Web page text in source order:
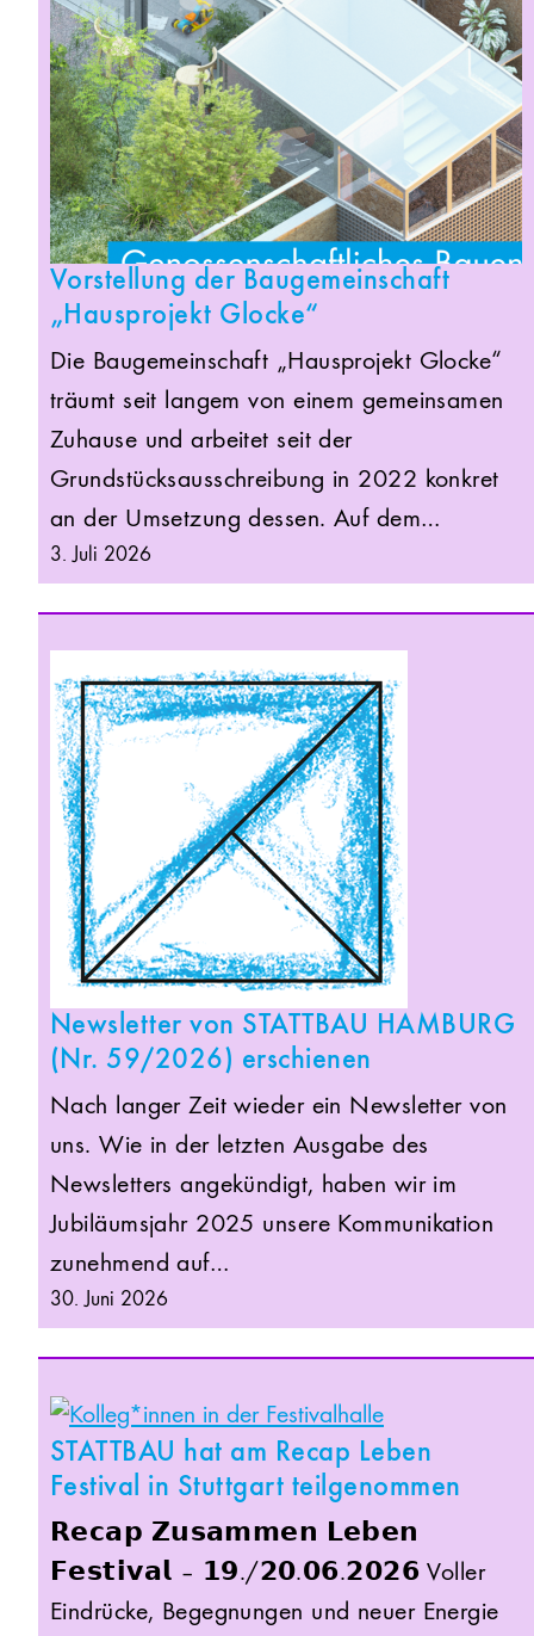
Vorstellung der Baugemeinschaft
„Hausprojekt Glocke“
Die Baugemeinschaft „Hausprojekt Glocke“
träumt seit langem von einem gemeinsamen
Zuhause und arbeitet seit der
Grundstücksausschreibung in 2022 konkret
an der Umsetzung dessen. Auf dem…
3. Juli 2026
Newsletter von STATTBAU HAMBURG
(Nr. 59/2026) erschienen
Nach langer Zeit wieder ein Newsletter von
uns. Wie in der letzten Ausgabe des
Newsletters angekündigt, haben wir im
Jubiläumsjahr 2025 unsere Kommunikation
zunehmend auf…
30. Juni 2026
STATTBAU hat am Recap Leben
Festival in Stuttgart teilgenommen
𝗥𝗲𝗰𝗮𝗽 𝗭𝘂𝘀𝗮𝗺𝗺𝗲𝗻 𝗟𝗲𝗯𝗲𝗻
𝗙𝗲𝘀𝘁𝗶𝘃𝗮𝗹 – 𝟭𝟵./𝟮𝟬.𝟬𝟲.𝟮𝟬𝟮𝟲 Voller
Eindrücke, Begegnungen und neuer Energie